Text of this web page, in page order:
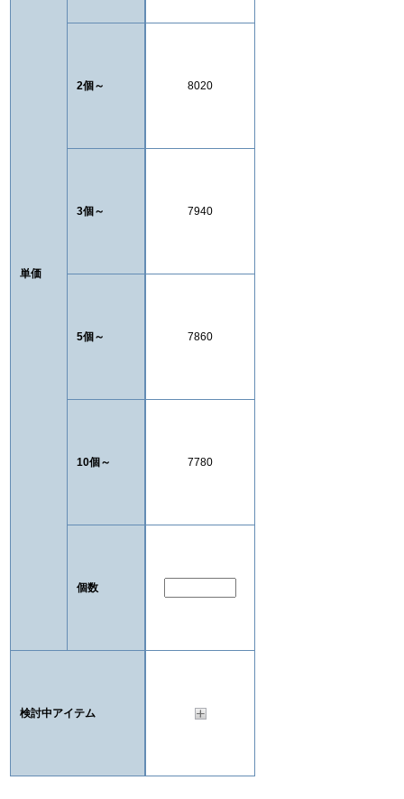
単価
2個～
3個～
5個～
10個～
個数
検討中アイテム
8020
7940
7860
7780